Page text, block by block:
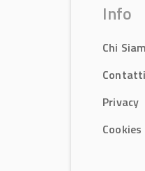
Info
Chi
Contatti
Privacy
Cookies